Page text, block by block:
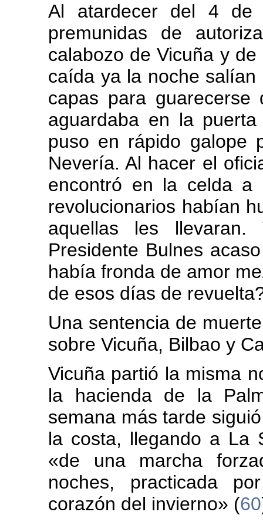
Al atardecer del 4 de
premunidas de
calabozo de Vicuña y
caída ya la noche
capas para
aguardaba en la
puso en rápido galope
Nevería. Al hacer el
encontró en la celda a
revolucionarios habían
aquellas les
Presidente Bulnes
había fronda de amor
de esos días de
Una sentencia de
sobre Vicuña, Bilbao y
Vicuña partió la misma
la hacienda de la
semana más tarde
la costa, llegando a La
«de una marcha
noches, practicada
corazón del invierno» (60